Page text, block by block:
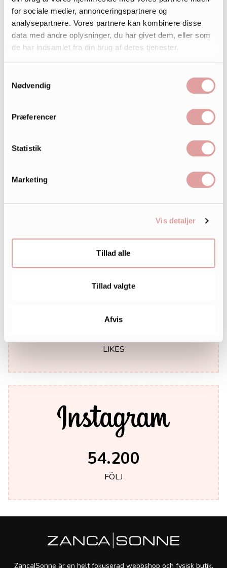
for sociale medier, annonceringspartnere og
analysepartnere. Vores partnere kan kombinere disse
data med andre oplysninger, du har givet dem, eller som
de har indsamlet fra din brug af deres tjenester.
Nødvendig
Præferencer
Statistik
Marketing
Vis detaljer
Tillad alle
Tillad valgte
Afvis
LIKES
54.200
FÖLJ
Zanca|Sonne är en helt fokuserad webbshop och fysisk butik.